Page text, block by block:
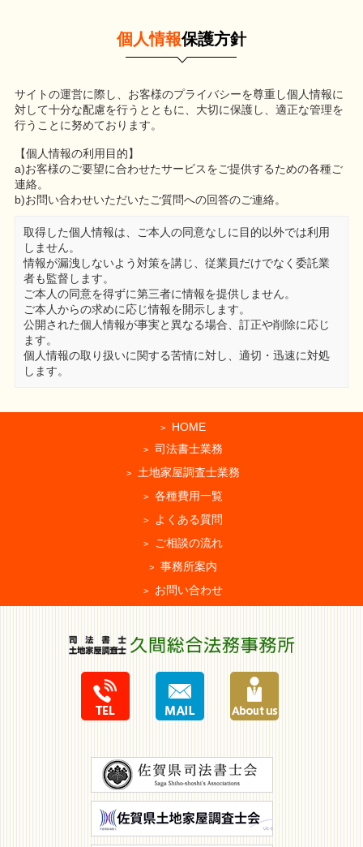
個人情報保護方針
サイトの運営に際し、お客様のプライバシーを尊重し個人情報に
対して十分な配慮を行うとともに、大切に保護し、適正な管理を
行うことに努めております。
【個人情報の利用目的】
a)お客様のご要望に合わせたサービスをご提供するための各種ご
連絡。
b)お問い合わせいただいたご質問への回答のご連絡。
取得した個人情報は、ご本人の同意なしに目的以外では利用
しません。
情報が漏洩しないよう対策を講じ、従業員だけでなく委託業
者も監督します。
ご本人の同意を得ずに第三者に情報を提供しません。
ご本人からの求めに応じ情報を開示します。
公開された個人情報が事実と異なる場合、訂正や削除に応じ
ます。
個人情報の取り扱いに関する苦情に対し、適切・迅速に対処
します。
HOME
司法書士業務
土地家屋調査士業務
各種費用一覧
よくある質問
ご相談の流れ
事務所案内
お問い合わせ